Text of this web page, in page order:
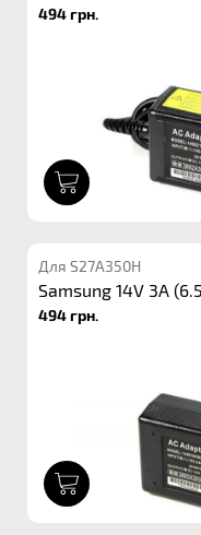
494 грн.
Для S27A350H
Samsung 14V 3A
494 грн.